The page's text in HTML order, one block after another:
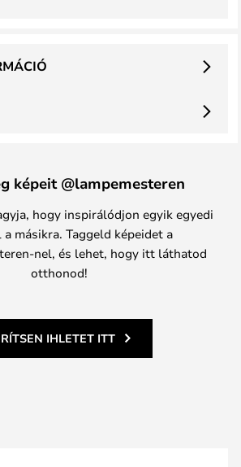
képeit @lampemesteren
hogy inspirálódjon egyik egyedi
másikra. Taggeld képeidet a
nel, és lehet, hogy itt láthatod
otthonod!
IHLETET ITT